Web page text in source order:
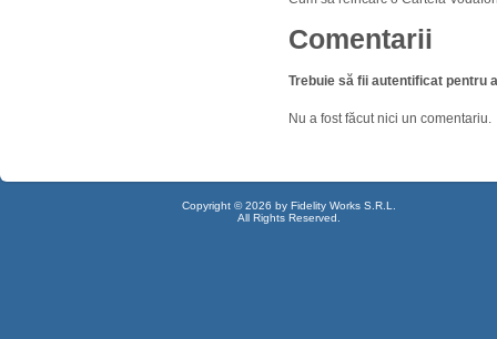
Comentarii
Trebuie să fii autentificat pentru
Nu a fost făcut nici un comentariu.
Copyright © 2026 by Fidelity Works S.R.L.
All Rights Reserved.